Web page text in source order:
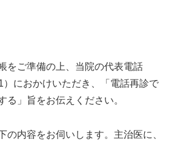
ご準備の上、当院の代表電話
）におかけいただき、「電話再診で
る」旨をお伝えください。
内容をお伺いします。主治医に、